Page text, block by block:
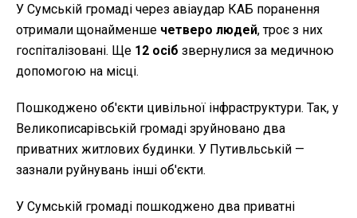
У Сумській громаді через авіаудар КАБ поранення
отримали щонайменше четверо людей, троє з них
госпіталізовані. Ще 12 осіб звернулися за медичною
допомогою на місці.
Пошкоджено об'єкти цивільної інфраструктури. Так, у
Великописарівській громаді зруйновано два
приватних житлових будинки. У Путивльській —
зазнали руйнувань інші об'єкти.
У Сумській громаді пошкоджено два приватні